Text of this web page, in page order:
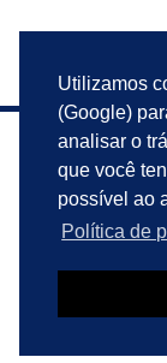
Utilizamos
(Google)
analisar o
que você
possível ao
Política de
© 2023 VIU